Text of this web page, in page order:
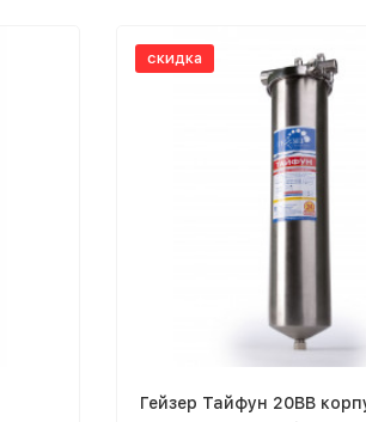
скидка
Гейзер Тайфун 20BB